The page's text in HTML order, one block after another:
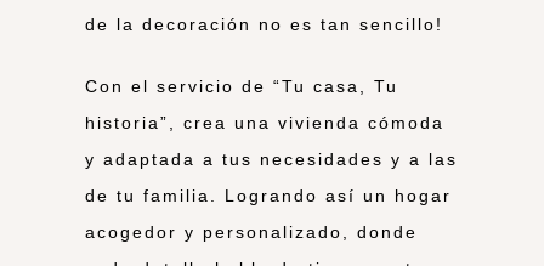
de la decoración no es tan sencillo!
Con el servicio de “Tu casa, Tu
historia”, crea una vivienda cómoda
y adaptada a tus necesidades y a las
de tu familia. Logrando así un hogar
acogedor y personalizado, donde